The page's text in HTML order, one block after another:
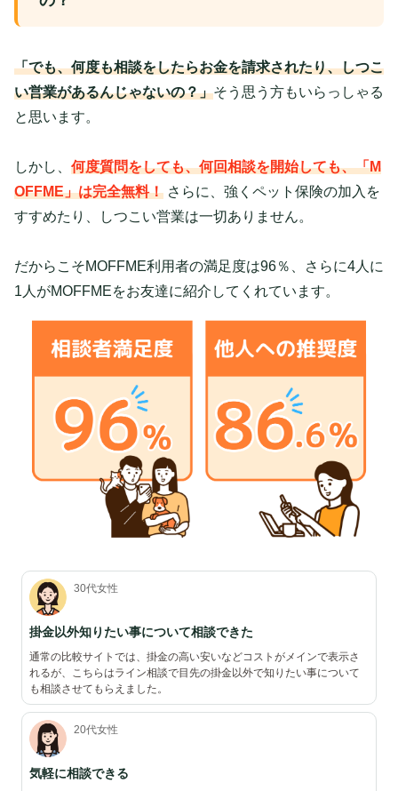
「でも、何度も相談をしたらお金を請求されたり、しつこ
い営業があるんじゃないの？」そう思う方もいらっしゃる
と思います。
しかし、 何度質問をしても、何回相談を開始しても、「M
OFFME」は完全無料！ さらに、強くペット保険の加入を
すすめたり、しつこい営業は一切ありません。
だからこそMOFFME利用者の満足度は96％、さらに4人に
1人がMOFFMEをお友達に紹介してくれています。
30代女性
掛金以外知りたい事について相談できた
通常の比較サイトでは、掛金の高い安いなどコストがメインで表示さ
れるが、こちらはライン相談で目先の掛金以外で知りたい事について
も相談させてもらえました。
20代女性
気軽に相談できる